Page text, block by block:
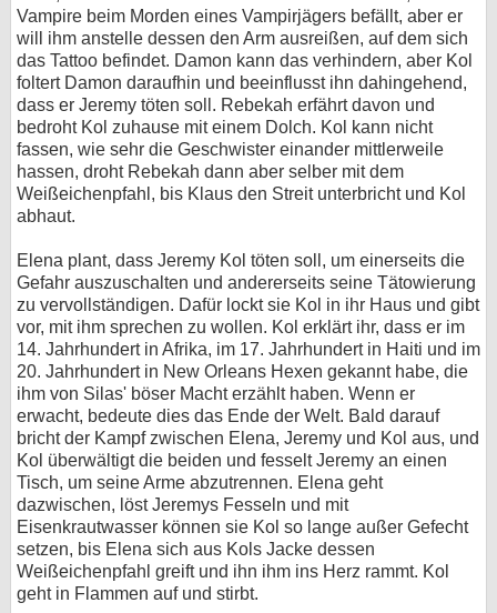
Vampire beim Morden eines Vampirjägers befällt, aber er
will ihm anstelle dessen den Arm ausreißen, auf dem sich
das Tattoo befindet. Damon kann das verhindern, aber Kol
foltert Damon daraufhin und beeinflusst ihn dahingehend,
dass er Jeremy töten soll. Rebekah erfährt davon und
bedroht Kol zuhause mit einem Dolch. Kol kann nicht
fassen, wie sehr die Geschwister einander mittlerweile
hassen, droht Rebekah dann aber selber mit dem
Weißeichenpfahl, bis Klaus den Streit unterbricht und Kol
abhaut.
Elena plant, dass Jeremy Kol töten soll, um einerseits die
Gefahr auszuschalten und andererseits seine Tätowierung
zu vervollständigen. Dafür lockt sie Kol in ihr Haus und gibt
vor, mit ihm sprechen zu wollen. Kol erklärt ihr, dass er im
14. Jahrhundert in Afrika, im 17. Jahrhundert in Haiti und im
20. Jahrhundert in New Orleans Hexen gekannt habe, die
ihm von Silas' böser Macht erzählt haben. Wenn er
erwacht, bedeute dies das Ende der Welt. Bald darauf
bricht der Kampf zwischen Elena, Jeremy und Kol aus, und
Kol überwältigt die beiden und fesselt Jeremy an einen
Tisch, um seine Arme abzutrennen. Elena geht
dazwischen, löst Jeremys Fesseln und mit
Eisenkrautwasser können sie Kol so lange außer Gefecht
setzen, bis Elena sich aus Kols Jacke dessen
Weißeichenpfahl greift und ihn ihm ins Herz rammt. Kol
geht in Flammen auf und stirbt.